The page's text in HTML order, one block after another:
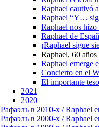
Raphael cautivó
Raphael “Y…
Raphael nos hizo
Raphael de
¡Raphael sigue
Raphael, 60
Raphael emerge
Concierto en el
El importante
2021
2020
Рафаэль в 2010-х / Raphael
Рафаэль в 2000-х / Raphael